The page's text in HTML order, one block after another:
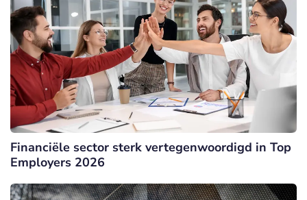
Financiële sector sterk vertegenwoordigd in Top
Employers 2026